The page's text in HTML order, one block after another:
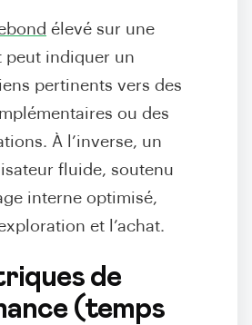
élevé sur une
peut indiquer un
pertinents vers des
ou des
À l’inverse, un
fluide, soutenu
interne optimisé,
et l’achat.
de
(temps